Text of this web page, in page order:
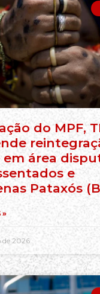
do MPF,
em área
e
Pataxós
»
de 2026